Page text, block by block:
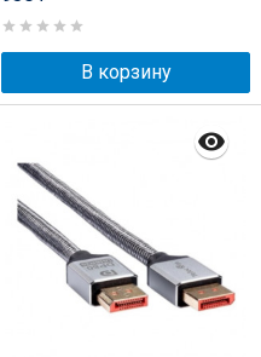
В корзину